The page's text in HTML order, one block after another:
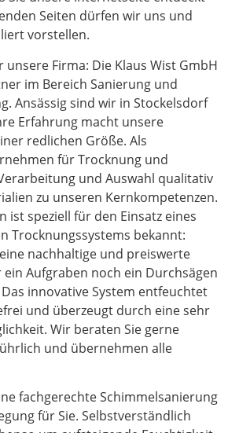
Seiten dürfen wir uns und
vorstellen.
Firma: Die Klaus Wist GmbH
im Bereich Sanierung und
Ansässig sind wir in Stockelsdorf
Erfahrung macht unsere
redlichen Größe. Als
für Trocknung und
und Auswahl qualitativ
zu unseren Kernkompetenzen.
ist speziell für den Einsatz eines
Trocknungssystems bekannt:
nachhaltige und preiswerte
Aufgraben noch ein Durchsägen
innovative System entfeuchtet
und überzeugt durch eine sehr
Wir beraten Sie gerne
und übernehmen alle
fachgerechte Schimmelsanierung
für Sie. Selbstverständlich